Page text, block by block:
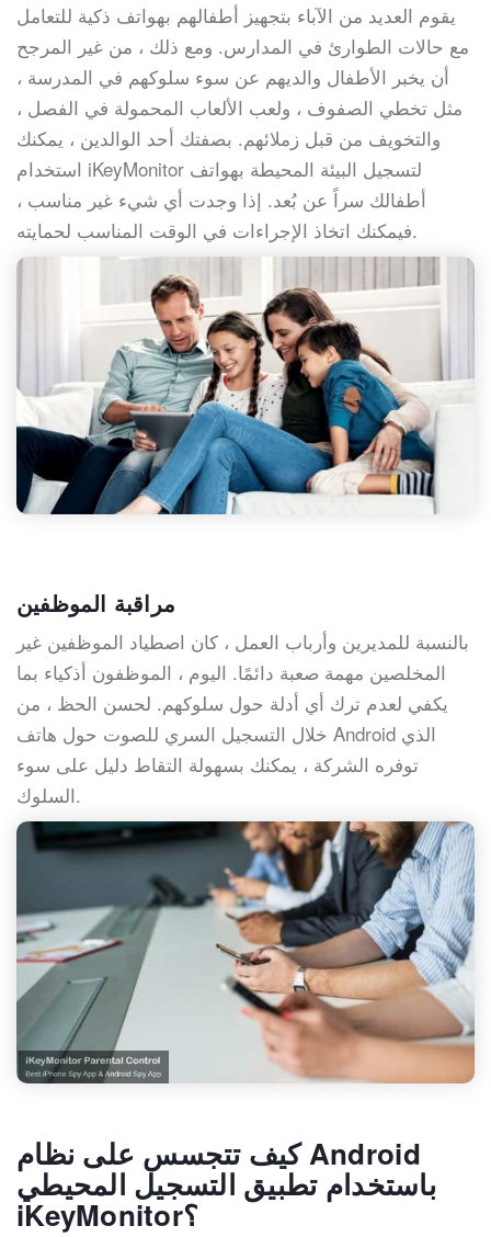
يقوم العديد من الآباء بتجهيز أطفالهم بهواتف ذكية للتعامل
مع حالات الطوارئ في المدارس. ومع ذلك ، من غير المرجح
أن يخبر الأطفال والديهم عن سوء سلوكهم في المدرسة ،
مثل تخطي الصفوف ، ولعب الألعاب المحمولة في الفصل ،
والتخويف من قبل زملائهم. بصفتك أحد الوالدين ، يمكنك
استخدام iKeyMonitor لتسجيل البيئة المحيطة بهواتف
أطفالك سراً عن بُعد. إذا وجدت أي شيء غير مناسب ،
فيمكنك اتخاذ الإجراءات في الوقت المناسب لحمايته.
مراقبة الموظفين
بالنسبة للمديرين وأرباب العمل ، كان اصطياد الموظفين غير
المخلصين مهمة صعبة دائمًا. اليوم ، الموظفون أذكياء بما
يكفي لعدم ترك أي أدلة حول سلوكهم. لحسن الحظ ، من
خلال التسجيل السري للصوت حول هاتف Android الذي
توفره الشركة ، يمكنك بسهولة التقاط دليل على سوء
السلوك.
كيف تتجسس على نظام Android
باستخدام تطبيق التسجيل المحيطي
iKeyMonitor؟